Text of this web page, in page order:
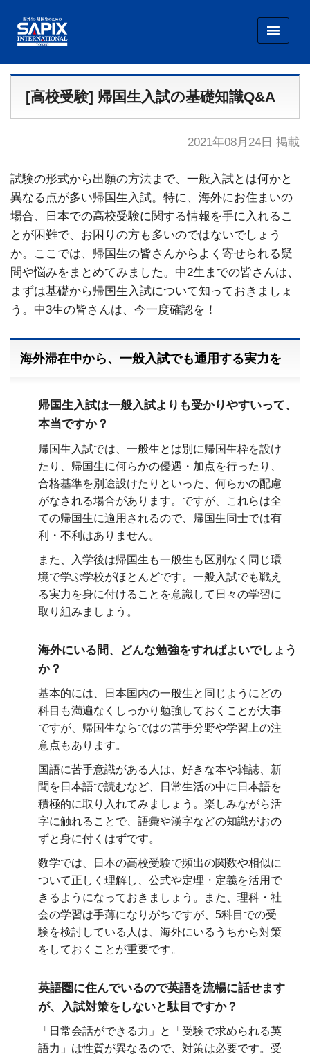
[高校受験] 帰国生入試の基礎知識Q&A
2021年08月24日 掲載
試験の形式から出願の方法まで、一般入試とは何かと
異なる点が多い帰国生入試。特に、海外にお住まいの
場合、日本での高校受験に関する情報を手に入れるこ
とが困難で、お困りの方も多いのではないでしょう
か。ここでは、帰国生の皆さんからよく寄せられる疑
問や悩みをまとめてみました。中2生までの皆さんは、
まずは基礎から帰国生入試について知っておきましょ
う。中3生の皆さんは、今一度確認を！
海外滞在中から、一般入試でも通用する実力を
帰国生入試は一般入試よりも受かりやすいって、
本当ですか？
帰国生入試では、一般生とは別に帰国生枠を設け
たり、帰国生に何らかの優遇・加点を行ったり、
合格基準を別途設けたりといった、何らかの配慮
がなされる場合があります。ですが、これらは全
ての帰国生に適用されるので、帰国生同士では有
利・不利はありません。
また、入学後は帰国生も一般生も区別なく同じ環
境で学ぶ学校がほとんどです。一般入試でも戦え
る実力を身に付けることを意識して日々の学習に
取り組みましょう。
海外にいる間、どんな勉強をすればよいでしょう
か？
基本的には、日本国内の一般生と同じようにどの
科目も満遍なくしっかり勉強しておくことが大事
ですが、帰国生ならではの苦手分野や学習上の注
意点もあります。
国語に苦手意識がある人は、好きな本や雑誌、新
聞を日本語で読むなど、日常生活の中に日本語を
積極的に取り入れてみましょう。楽しみながら活
字に触れることで、語彙や漢字などの知識がおの
ずと身に付くはずです。
数学では、日本の高校受験で頻出の関数や相似に
ついて正しく理解し、公式や定理・定義を活用で
きるようになっておきましょう。また、理科・社
会の学習は手薄になりがちですが、5科目での受
験を検討している人は、海外にいるうちから対策
をしておくことが重要です。
英語圏に住んでいるので英語を流暢に話せます
が、入試対策をしないと駄目ですか？
「日常会話ができる力」と「受験で求められる英
語力」は性質が異なるので、対策は必要です。受